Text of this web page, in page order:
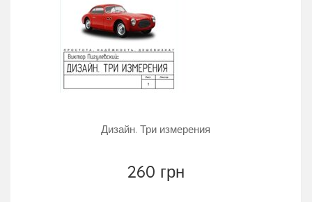
Дизайн. Три измерения
260 грн